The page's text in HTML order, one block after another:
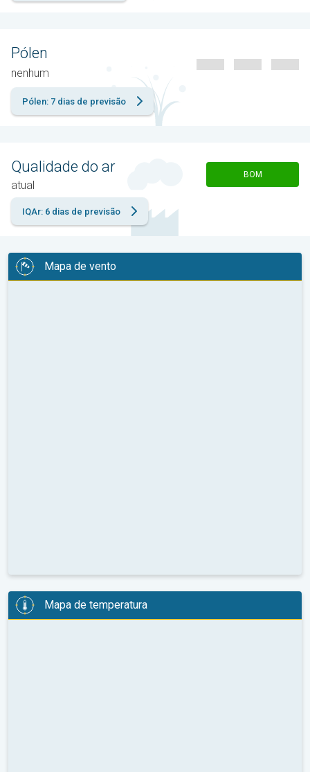
Pólen
nenhum
Pólen: 7 dias de previsão
Qualidade do ar
atual
BOM
IQAr: 6 dias de previsão
Mapa de vento
Mapa de temperatura